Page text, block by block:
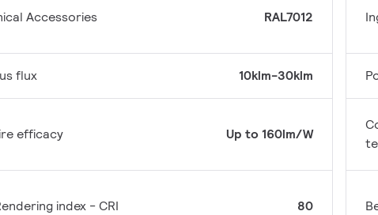
Accessories RAL7012
flux 10klm-30klm
efficacy Up to 160lm/W
index - CRI 80